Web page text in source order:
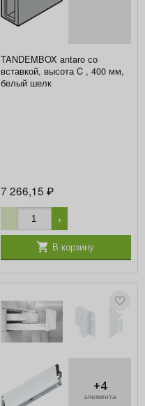
TANDEMBOX antaro со
вставкой, высота C , 400 мм,
белый шелк
7 266,15 ₽
− +
В корзину
+4
элемента